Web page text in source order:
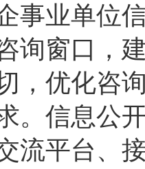
业单位信
询窗口，
，优化咨
。信息公
流平台、